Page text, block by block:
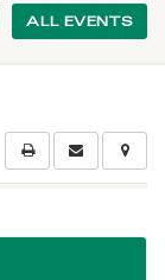
ALL EVENTS